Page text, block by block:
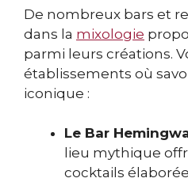
De nombreux bars et
dans la mixologie
parmi leurs créations.
établissements où
iconique :
Le Bar
lieu mythique
cocktails